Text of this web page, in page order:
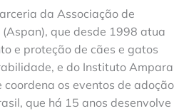
da Associação de
que desde 1998 atua
e proteção de cães e gatos
e do Instituto Ampara
coordena os eventos de adoção
que há 15 anos desenvolve